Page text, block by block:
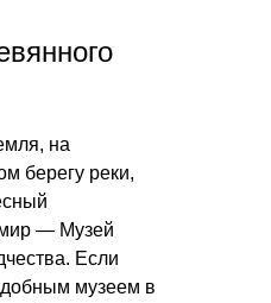
на
берегу реки,
— Музей
Если
музеем в